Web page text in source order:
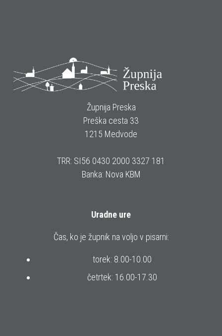
Župnija Preska
Preška cesta 33
1215 Medvode
TRR: SI56 0430 2000 3327 181
Banka: Nova KBM
Uradne ure
Čas, ko je župnik na voljo v pisarni:
torek: 8.00-10.00
četrtek: 16.00-17.30